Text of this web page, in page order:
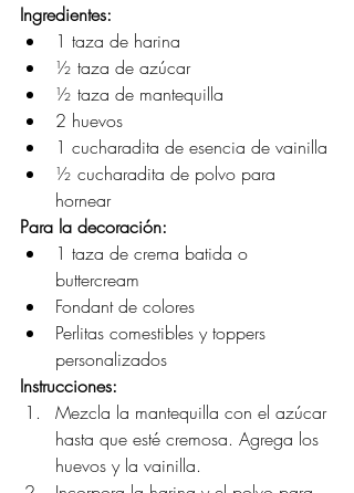
Ingredientes:
1 taza de harina
½ taza de azúcar
½ taza de mantequilla
2 huevos
1 cucharadita de esencia de vainilla
½ cucharadita de polvo para
hornear
Para la decoración:
1 taza de crema batida o
buttercream
Fondant de colores
Perlitas comestibles y toppers
personalizados
Instrucciones:
Mezcla la mantequilla con el azúcar
hasta que esté cremosa. Agrega los
huevos y la vainilla.